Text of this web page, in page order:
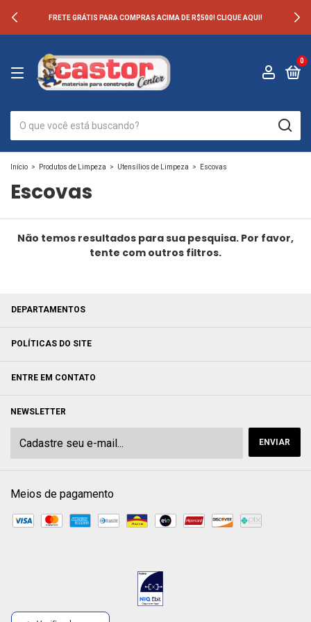
FRETE GRÁTIS PARA COMPRAS ACIMA DE R$500! CLIQUE AQUI!
0
Início > Produtos de Limpeza > Utensílios de Limpeza > Escovas
Escovas
Não temos resultados para sua pesquisa. Por favor,
tente com outros filtros.
DEPARTAMENTOS
POLÍTICAS DO SITE
ENTRE EM CONTATO
NEWSLETTER
Meios de pagamento